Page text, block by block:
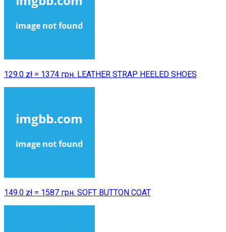
129.0 zł = 1374 грн. LEATHER STRAP HEELED SHOES
149.0 zł = 1587 грн. SOFT BUTTON COAT